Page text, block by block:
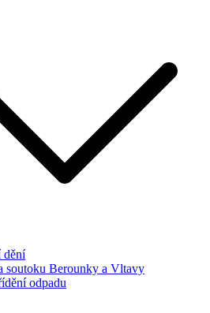
dění
soutoku Berounky a Vltavy
odpadu